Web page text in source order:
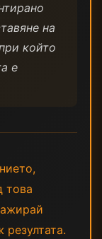
на
който
е
това